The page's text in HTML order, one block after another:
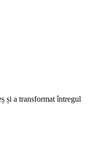
și a transformat întregul